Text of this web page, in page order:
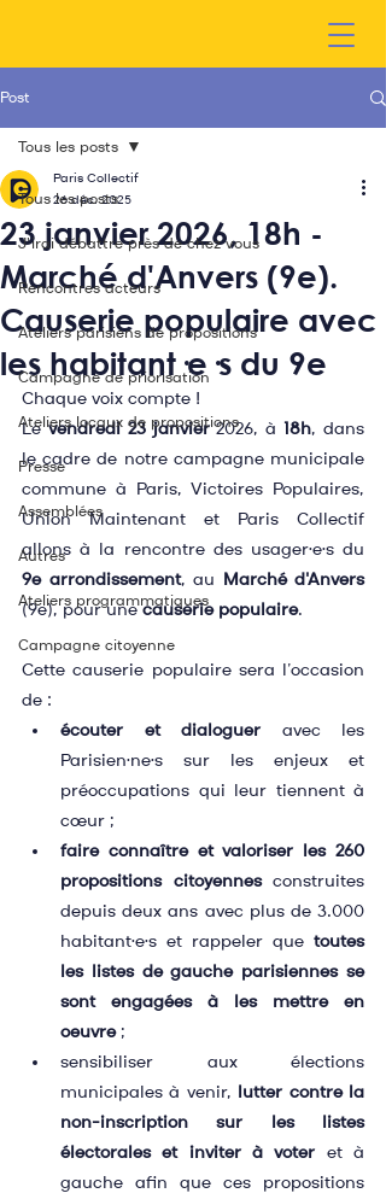
Post
Tous les posts
J'irai débattre près de chez vous
Rencontres acteurs
Ateliers parisiens de propositions
Campagne de priorisation
Ateliers locaux de propositions
Presse
Assemblées
Autres
Ateliers programmatiques
Campagne citoyenne
Tous les posts
23 janvier 2026, 18h -
Marché d'Anvers (9e).
Causerie populaire avec
les habitant·e·s du 9e
Paris Collectif
26 déc. 2025
Chaque voix compte !
Le vendredi 23 janvier 2026, à 18h, dans
le cadre de notre campagne municipale
commune à Paris, Victoires Populaires,
Union Maintenant et Paris Collectif
9e arrondissement, au
Marché d'Anvers
(9e), pour une causerie populaire.
Cette causerie populaire sera l’occasion
de :
écouter et dialoguer avec les
Parisien·ne·s sur les enjeux et
préoccupations qui leur tiennent à
cœur ;
faire connaître et valoriser les 260
propositions citoyennes construites
depuis deux ans avec plus de 3.000
habitant·e·s et rappeler que toutes
les listes de gauche parisiennes se
sont engagées à les mettre en
oeuvre ;
sensibiliser aux élections
municipales à venir,
lutter contre la
non-inscription sur les listes
électorales et inviter à voter et à
gauche afin que ces propositions